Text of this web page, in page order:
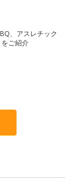
、アスレチック
ご紹介